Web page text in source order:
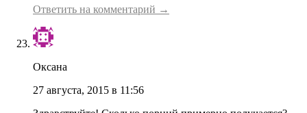
Ответить на комментарий →
Оксана
27 августа, 2015 в 11:56